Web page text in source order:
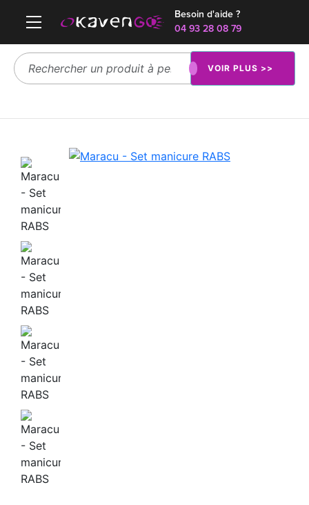
Besoin d'aide ?
04 93 28 08 79
VOIR PLUS >>